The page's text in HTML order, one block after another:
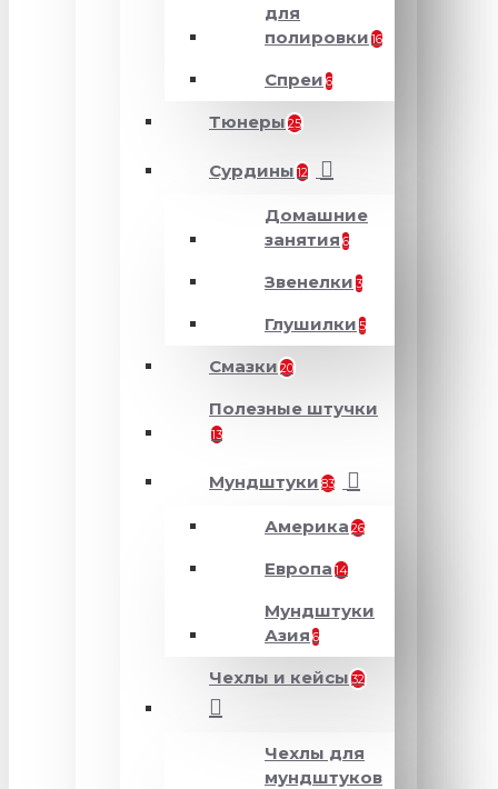
для
полировки 16
Спреи 6
Тюнеры 25
Сурдины 12
Домашние
занятия 6
Звенелки 3
Глушилки 5
Смазки 20
Полезные штучки
13
Мундштуки 83
Америка 26
Европа 14
Мундштуки
Азия 6
Чехлы и кейсы 32
Чехлы для
мундштуков